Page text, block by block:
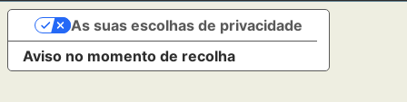
Aviso no momento de recolha
As suas escolhas de privacidade